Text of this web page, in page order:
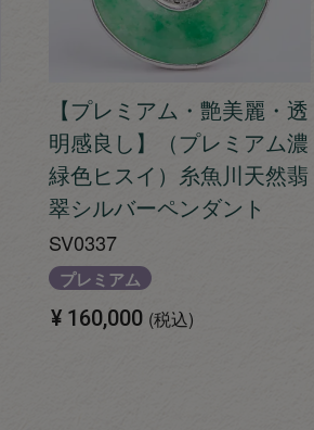
【プレミアム・艶美麗・透
明感良し】（プレミアム濃
緑色ヒスイ）糸魚川天然翡
翠シルバーペンダント
SV0337
プレミアム
¥ 160,000 税込